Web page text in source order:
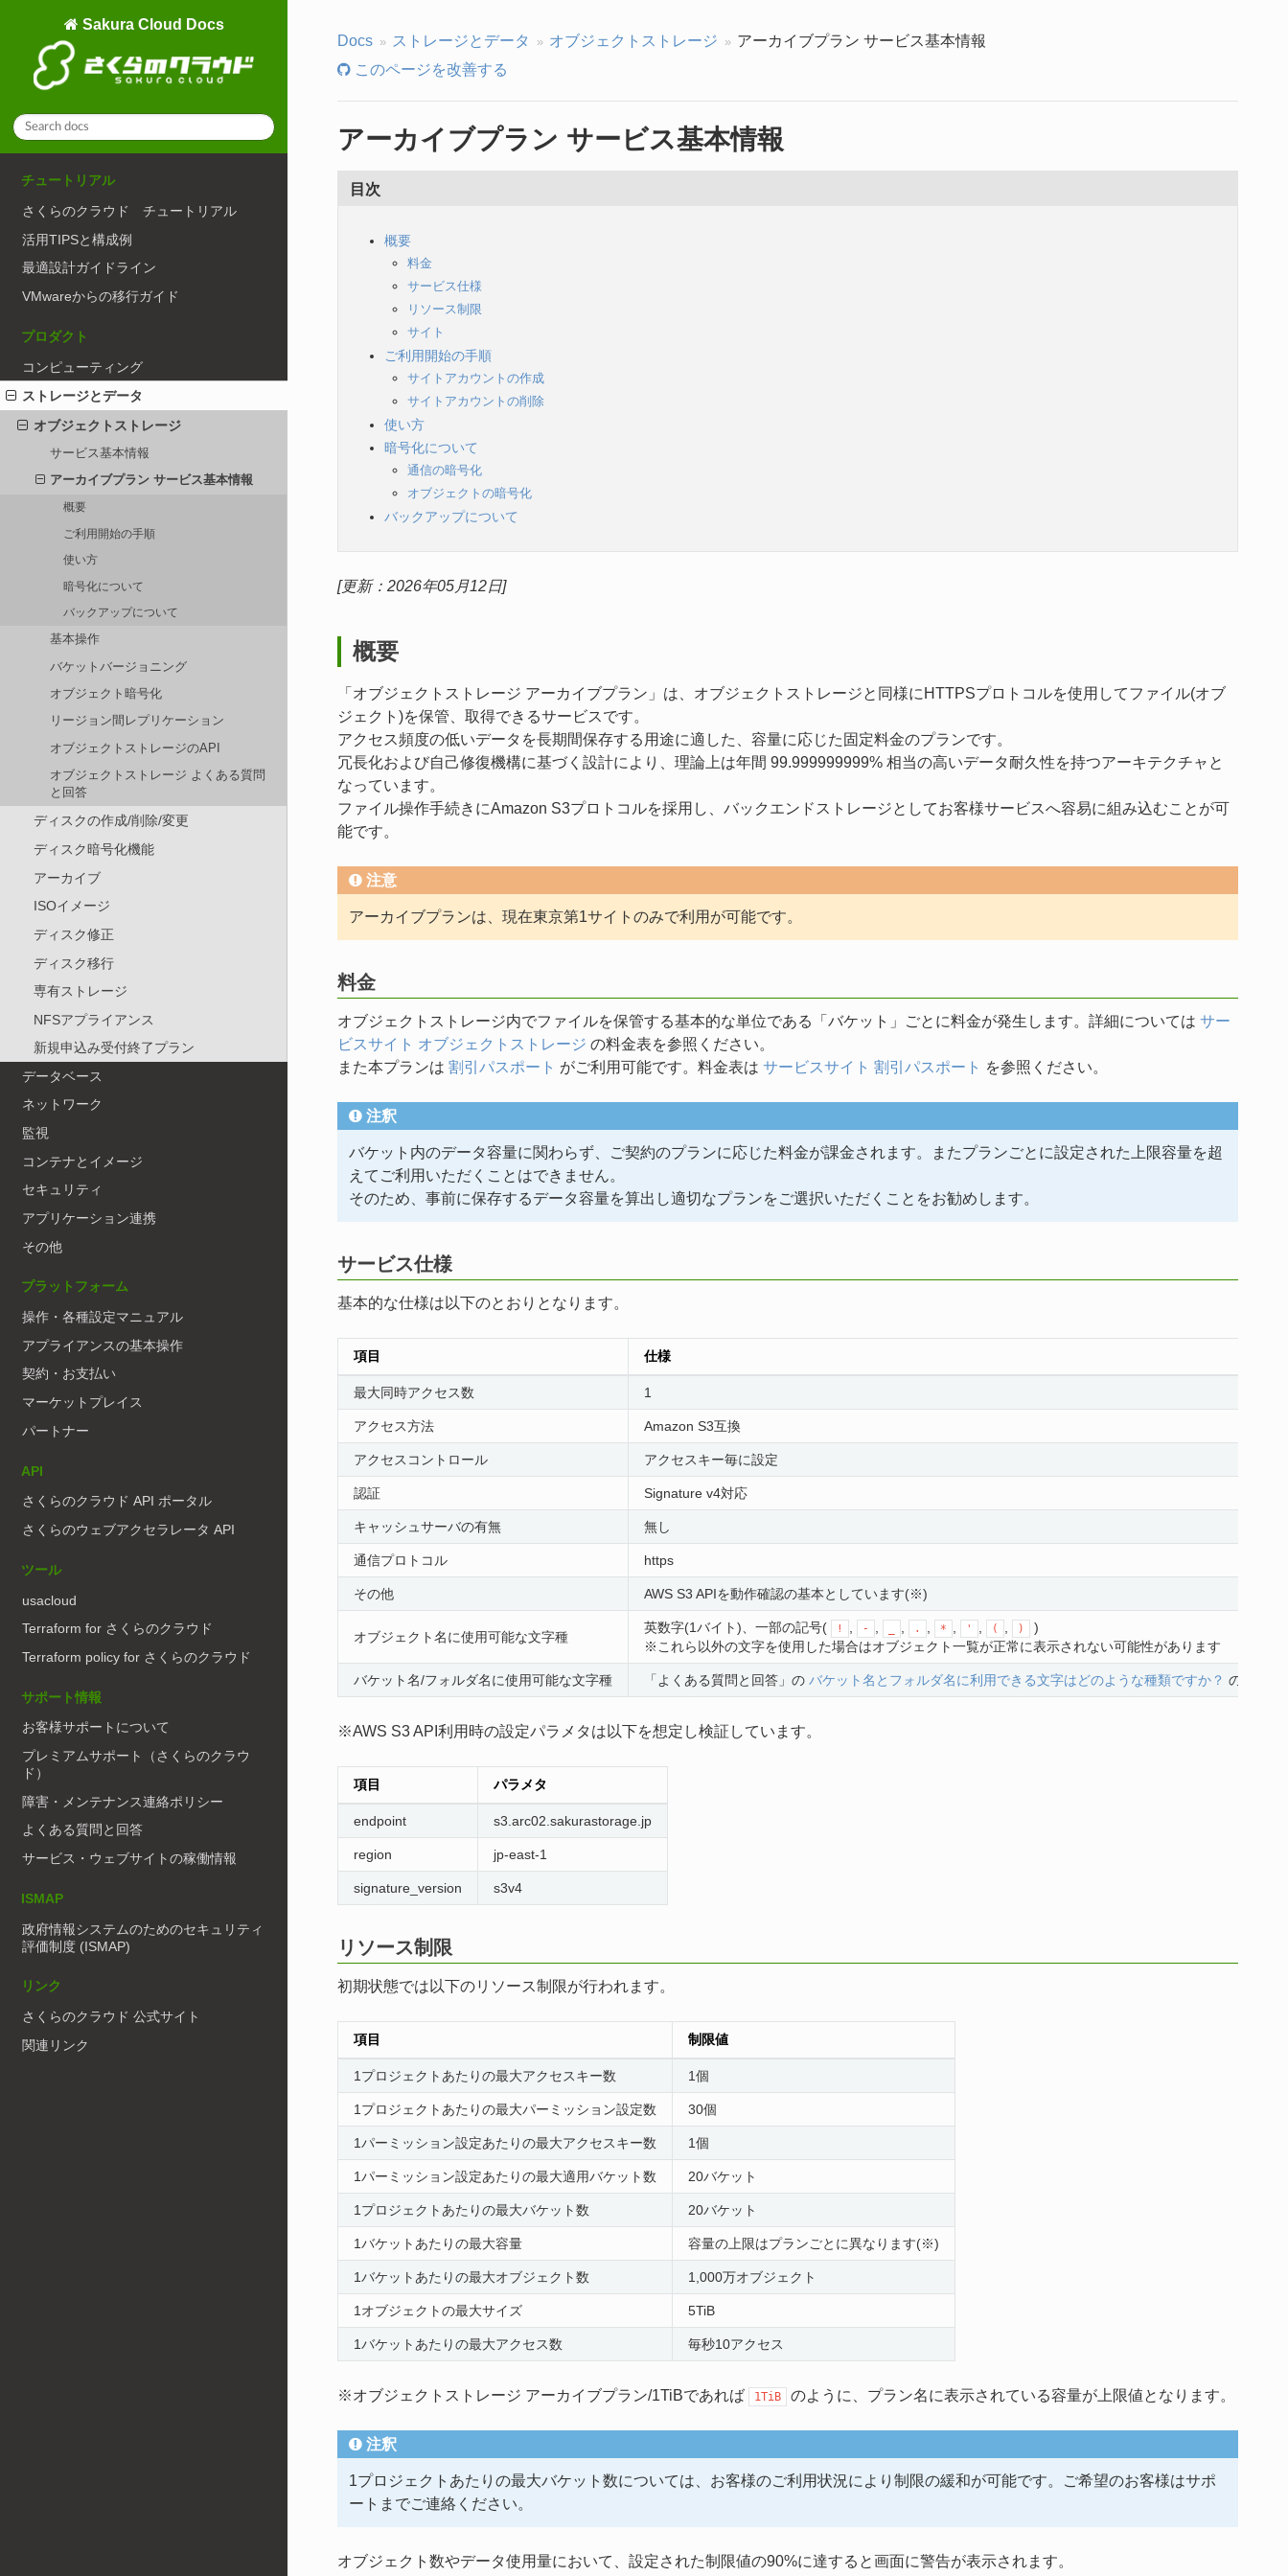
Sakura Cloud Docs
チュートリアル
さくらのクラウド チュートリアル
活用TIPSと構成例
最適設計ガイドライン
VMwareからの移行ガイド
プロダクト
コンピューティング
ストレージとデータ
オブジェクトストレージ
サービス基本情報
アーカイブプラン サービス基本情報
概要
ご利用開始の手順
使い方
暗号化について
バックアップについて
基本操作
バケットバージョニング
オブジェクト暗号化
リージョン間レプリケーション
オブジェクトストレージのAPI
オブジェクトストレージ よくある質問
と回答
ディスクの作成/削除/変更
ディスク暗号化機能
アーカイブ
ISOイメージ
ディスク修正
ディスク移行
専有ストレージ
NFSアプライアンス
新規申込み受付終了プラン
データベース
ネットワーク
監視
コンテナとイメージ
セキュリティ
アプリケーション連携
その他
プラットフォーム
操作・各種設定マニュアル
アプライアンスの基本操作
契約・お支払い
マーケットプレイス
パートナー
API
さくらのクラウド API ポータル
さくらのウェブアクセラレータ API
ツール
usacloud
Terraform for さくらのクラウド
Terraform policy for さくらのクラウド
サポート情報
お客様サポートについて
プレミアムサポート（さくらのクラウ
ド）
障害・メンテナンス連絡ポリシー
よくある質問と回答
サービス・ウェブサイトの稼働情報
ISMAP
政府情報システムのためのセキュリティ
評価制度 (ISMAP)
リンク
さくらのクラウド 公式サイト
関連リンク
Docs ストレージとデータ オブジェクトストレージ
アーカイブプラン サービス基本情報
このページを改善する
アーカイブプラン サービス基本情報
目次
概要
料金
サービス仕様
リソース制限
サイト
ご利用開始の手順
サイトアカウントの作成
サイトアカウントの削除
使い方
暗号化について
通信の暗号化
オブジェクトの暗号化
バックアップについて
[更新：2026年05月12日]
概要
「オブジェクトストレージ アーカイブプラン」は、オブジェクトストレージと同様にHTTPSプロトコルを使用してファイル(オブ
ジェクト)を保管、取得できるサービスです。
アクセス頻度の低いデータを長期間保存する用途に適した、容量に応じた固定料金のプランです。
冗長化および自己修復機構に基づく設計により、理論上は年間 99.999999999% 相当の高いデータ耐久性を持つアーキテクチャと
なっています。
ファイル操作手続きにAmazon S3プロトコルを採用し、バックエンドストレージとしてお客様サービスへ容易に組み込むことが可
能です。
注意
アーカイブプランは、現在東京第1サイトのみで利用が可能です。
料金
オブジェクトストレージ内でファイルを保管する基本的な単位である「バケット」ごとに料金が発生します。詳細については サー
ビスサイト オブジェクトストレージ の料金表を参照ください。
また本プランは 割引パスポート がご利用可能です。料金表は サービスサイト 割引パスポート を参照ください。
注釈
バケット内のデータ容量に関わらず、ご契約のプランに応じた料金が課金されます。またプランごとに設定された上限容量を超
えてご利用いただくことはできません。
そのため、事前に保存するデータ容量を算出し適切なプランをご選択いただくことをお勧めします。
サービス仕様
基本的な仕様は以下のとおりとなります。
項目 仕様
最大同時アクセス数 1
アクセス方法 Amazon S3互換
アクセスコントロール アクセスキー毎に設定
認証 Signature v4対応
キャッシュサーバの有無 無し
通信プロトコル https
その他 AWS S3 APIを動作確認の基本としています(※)
オブジェクト名に使用可能な文字種
英数字(1バイト)、一部の記号( ! - . * ' ( )
)
※これら以外の文字を使用した場合はオブジェクト一覧が正常に表示されない可能性があります
バケット名/フォルダ名に使用可能な文字種 「よくある質問と回答」の バケット名とフォルダ名に利用できる文字はどのような種類ですか？ の項目を
※AWS S3 API利用時の設定パラメタは以下を想定し検証しています。
項目 パラメタ
endpoint s3.arc02.sakurastorage.jp
region jp-east-1
signature_version s3v4
リソース制限
初期状態では以下のリソース制限が行われます。
項目 制限値
1プロジェクトあたりの最大アクセスキー数 1個
1プロジェクトあたりの最大パーミッション設定数 30個
1パーミッション設定あたりの最大アクセスキー数 1個
1パーミッション設定あたりの最大適用バケット数 20バケット
1プロジェクトあたりの最大バケット数 20バケット
1バケットあたりの最大容量 容量の上限はプランごとに異なります(※)
1バケットあたりの最大オブジェクト数 1,000万オブジェクト
1オブジェクトの最大サイズ 5TiB
1バケットあたりの最大アクセス数 毎秒10アクセス
※オブジェクトストレージ アーカイブプラン/1TiBであれば 1TiB のように、プラン名に表示されている容量が上限値となります。
注釈
1プロジェクトあたりの最大バケット数については、お客様のご利用状況により制限の緩和が可能です。ご希望のお客様はサポ
ートまでご連絡ください。
オブジェクト数やデータ使用量において、設定された制限値の90%に達すると画面に警告が表示されます。